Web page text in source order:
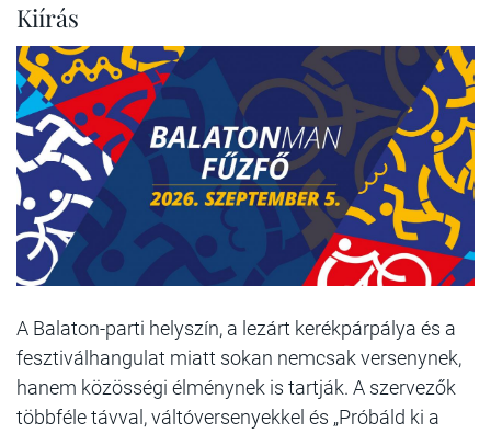
Kiírás
A Balaton-parti helyszín, a lezárt kerékpárpálya és a
fesztiválhangulat miatt sokan nemcsak versenynek,
hanem közösségi élménynek is tartják. A szervezők
többféle távval, váltóversenyekkel és „Próbáld ki a